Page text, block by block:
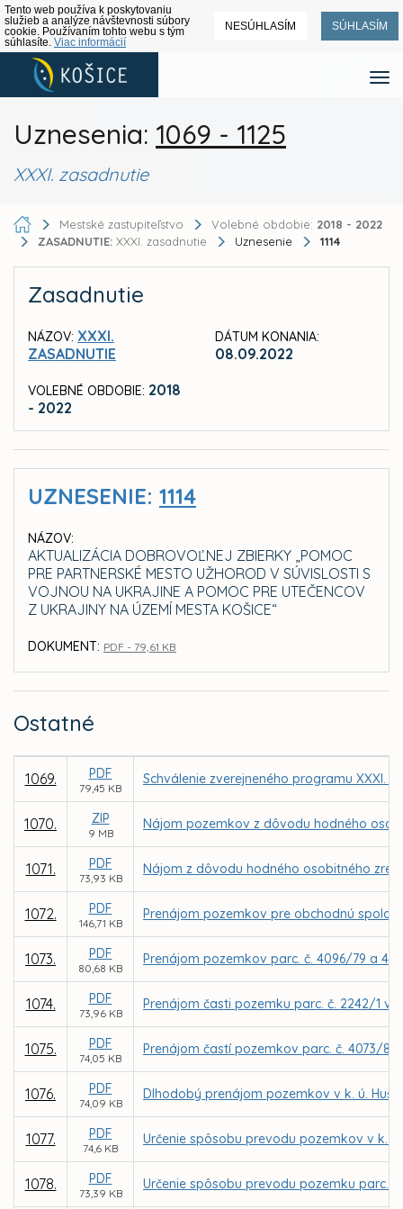
Tento web používa k poskytovaniu
služieb a analýze návštevnosti súbory
cookie. Používaním tohto webu s tým
súhlasíte. Viac informácií
NESÚHLASÍM SÚHLASÍM
Uznesenia: 1069 - 1125
XXXI. zasadnutie
Mestské zastupiteľstvo Volebné obdobie: 2018 - 2022
ZASADNUTIE: XXXI. zasadnutie Uznesenie 1114
Zasadnutie
NÁZOV: XXXI.
ZASADNUTIE
VOLEBNÉ OBDOBIE: 2018
- 2022
DÁTUM KONANIA:
08.09.2022
UZNESENIE: 1114
NÁZOV:
AKTUALIZÁCIA DOBROVOĽNEJ ZBIERKY „POMOC
PRE PARTNERSKÉ MESTO UŽHOROD V SÚVISLOSTI S
VOJNOU NA UKRAJINE A POMOC PRE UTEČENCOV
Z UKRAJINY NA ÚZEMÍ MESTA KOŠICE“
DOKUMENT: PDF - 79,61 KB
Ostatné
1069. PDF
79,45 KB
Schválenie zverejneného programu XXXI.
1070. ZIP
9 MB
Nájom pozemkov z dôvodu hodného
1071. PDF
73,93 KB
Nájom z dôvodu hodného osobitného
1072. PDF
146,71 KB
Prenájom pozemkov pre obchodnú
1073. PDF
80,68 KB
Prenájom pozemkov parc. č. 4096/79 a
1074. PDF
73,96 KB
Prenájom časti pozemku parc. č. 2242/1 v
1075. PDF
74,05 KB
Prenájom častí pozemkov parc. č. 4073/8
1076. PDF
74,09 KB
Dlhodobý prenájom pozemkov v k. ú.
1077. PDF
74,6 KB
Určenie spôsobu prevodu pozemkov v k.
1078. PDF
73,39 KB
Určenie spôsobu prevodu pozemku parc.